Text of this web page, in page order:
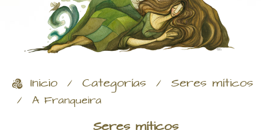
Inicio / Categorías / Seres míticos
/ A Franqueira